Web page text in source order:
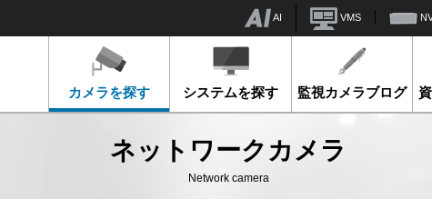
AI VMS
カメラを探す システムを探す 監視カメラブログ
ネットワークカメラ
Network camera